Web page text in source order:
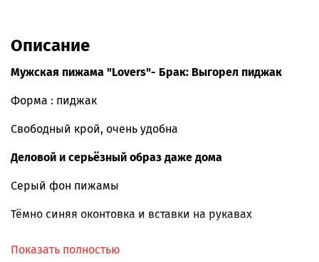
Описание
Мужская пижама "Lovers"- Брак: Выгорел пиджак
Форма : пиджак
Свободный крой, очень удобна
Деловой и серьёзный образ даже дома
Серый фон пижамы
Тёмно синяя оконтовка и вставки на рукавах
Интересное сочетание цветов
Показать полностью